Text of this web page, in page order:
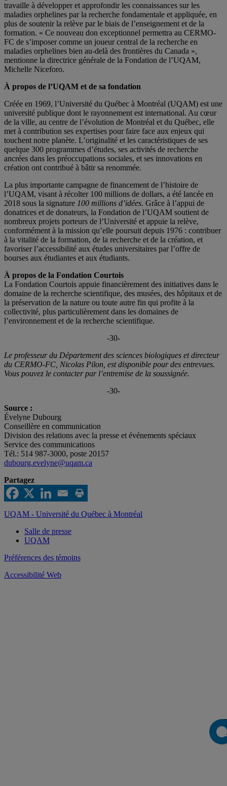
travaille à développer et approfondir les connaissances sur les
maladies orphelines par la recherche fondamentale et appliquée, en
plus de soutenir la relève par le biais de l’enseignement et de la
formation. « Ce nouveau don exceptionnel permettra au CERMO-
FC de s’imposer comme un joueur central de la recherche en
maladies orphelines bien au-delà des frontières du Canada »,
mentionne la directrice générale de la Fondation de l’UQAM,
Michelle Niceforo.
À propos de l’UQAM et de sa fondation
Créée en 1969, l’Université du Québec à Montréal (UQAM) est une
université publique dont le rayonnement est international. Au cœur
de la ville, au centre de l’évolution de Montréal et du Québec, elle
met à contribution ses expertises pour faire face aux enjeux qui
touchent notre planète. L’originalité et les caractéristiques de ses
quelque 300 programmes d’études, ses activités de recherche
ancrées dans les préoccupations sociales, et ses innovations en
création ont contribué à bâtir sa renommée.
La plus importante campagne de financement de l’histoire de
l’UQAM, visant à récolter 100 millions de dollars, a été lancée en
2018 sous la signature 100 millions d’idées. Grâce à l’appui de
donatrices et de donateurs, la Fondation de l’UQAM soutient de
nombreux projets porteurs de l’Université et appuie la relève,
conformément à la mission qu’elle poursuit depuis 1976 : contribuer
à la vitalité de la formation, de la recherche et de la création, et
favoriser l’accessibilité aux études universitaires par l’offre de
bourses aux étudiantes et aux étudiants.
À propos de la Fondation Courtois
La Fondation Courtois appuie financièrement des initiatives dans le
domaine de la recherche scientifique, des musées, des hôpitaux et de
la préservation de la nature ou toute autre fin qui profite à la
collectivité, plus particulièrement dans les domaines de
l’environnement et de la recherche scientifique.
-30-
Le professeur du Département des sciences biologiques et directeur
du CERMO-FC, Nicolas Pilon, est disponible pour des entrevues.
Vous pouvez le contacter par l’entremise de la soussignée.
-30-
Source :
Évelyne Dubourg
Conseillère en communication
Division des relations avec la presse et événements spéciaux
Service des communications
Tél.: 514 987-3000, poste 20157
dubourg.evelyne@uqam.ca
Partagez
UQAM - Université du Québec à Montréal
Salle de presse
UQAM
Préférences des témoins
Accessibilité Web